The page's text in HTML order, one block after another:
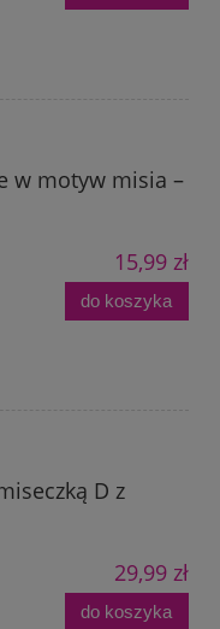
w motyw misia –
15,99 zł
do koszyka
D z
29,99 zł
do koszyka